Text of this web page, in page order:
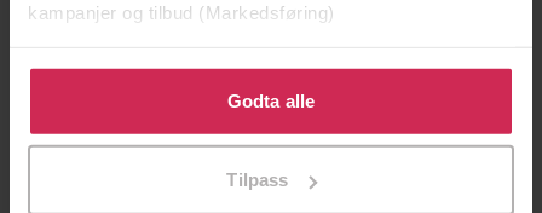
kampanjer og tilbud (Markedsføring)
Klikk på «Godta alle» for å gi oss ditt samtykke til å
bruke cookies for alle disse formålene. Du kan også
tilpasse ditt samtykke til spesifikke formål ved å klikke
Godta alle
Tilpass
399,-